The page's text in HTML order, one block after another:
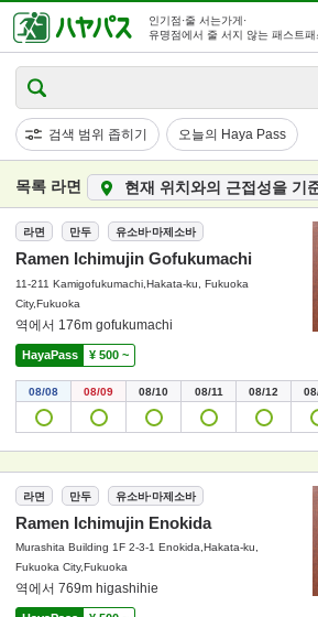
인기점·줄 서는가게·
유명점에서 줄 서지 않는 패스트패
검색 범위 좁히기 오늘의 Haya Pass
목록 라면 현재 위치와의 근접성을 기
라면 만두 유소바·마제소바
Ramen Ichimujin Gofukumachi
11-211 Kamigofukumachi,Hakata-ku, Fukuoka
City,Fukuoka
역에서 176m gofukumachi
HayaPass ¥ 500 ~
08/08 08/09 08/10 08/11 08/12
라면 만두 유소바·마제소바
Ramen Ichimujin Enokida
Murashita Building 1F 2-3-1 Enokida,Hakata-ku,
Fukuoka City,Fukuoka
역에서 769m higashihie